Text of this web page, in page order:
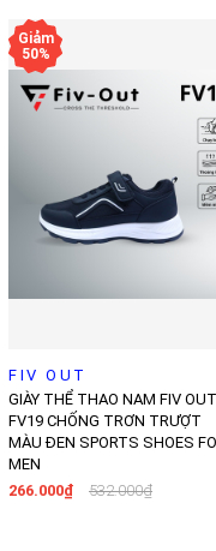
FIV OUT
GIÀY THỂ THAO NAM FIV OUT
FV19 CHỐNG TRƠN TRƯỢT
MÀU ĐEN SPORTS SHOES
MEN
266.000₫
532.000₫